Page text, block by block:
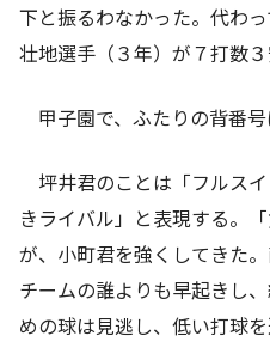
下と振るわなかった。代わ
壮地選手（３年）が７打数３
甲子園で、ふたりの背番号
坪井君のことは「フルス
きライバル」と表現する。
が、小町君を強くしてきた
チームの誰よりも早起きし
めの球は見逃し、低い打球